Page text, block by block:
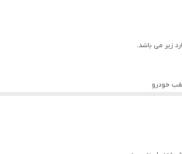
زیر می باشد.
خودرو